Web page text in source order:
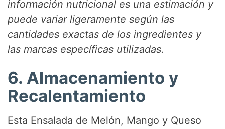
información nutricional es una estimación y
puede variar ligeramente según las
cantidades exactas de los ingredientes y
las marcas específicas utilizadas.
6. Almacenamiento y
Recalentamiento
Esta Ensalada de Melón, Mango y Queso